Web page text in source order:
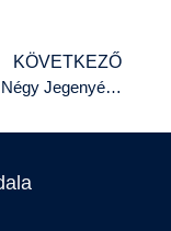
KÖVETKEZŐ
Étterem a Négy Jegenyéhez